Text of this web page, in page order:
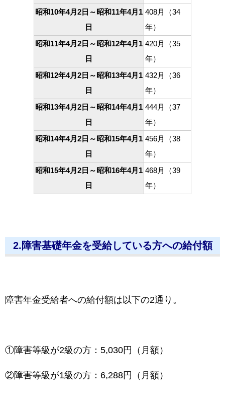
昭和10年4月2日～昭和11年4月1
日
408月（34
年）
昭和11年4月2日～昭和12年4月1
日
420月（35
年）
昭和12年4月2日～昭和13年4月1
日
432月（36
年）
昭和13年4月2日～昭和14年4月1
日
444月（37
年）
昭和14年4月2日～昭和15年4月1
日
456月（38
年）
昭和15年4月2日～昭和16年4月1
日
468月（39
年）
2.障害基礎年金を受給している方への給付額
障害年金受給者への給付額は以下の2通り。
①障害等級が2級の方：5,030円（月額）
②障害等級が1級の方：6,288円（月額）